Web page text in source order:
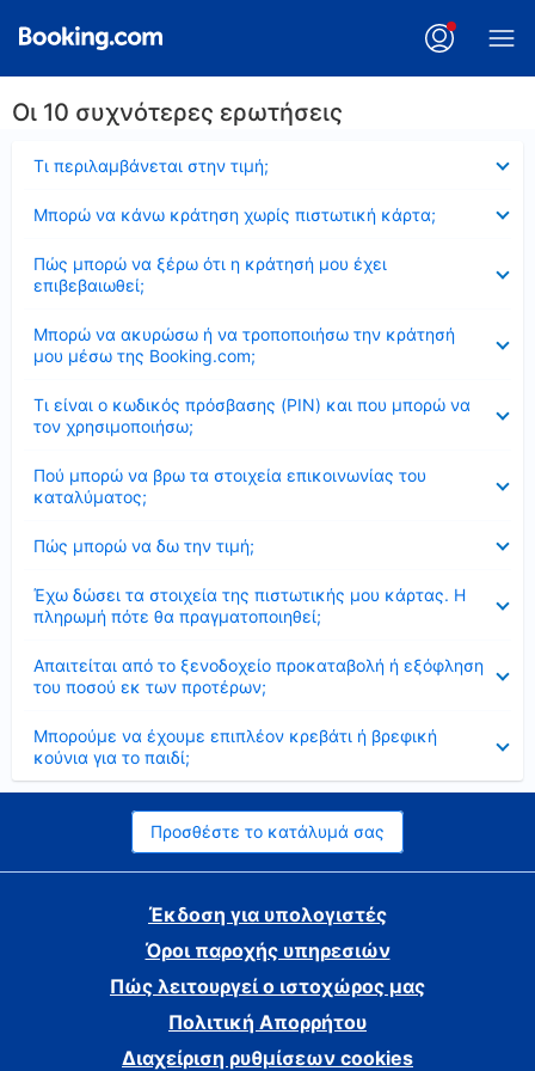
Οι 10 συχνότερες ερωτήσεις
Τι περιλαμβάνεται στην τιμή;
Μπορώ να κάνω κράτηση χωρίς πιστωτική κάρτα;
Πώς μπορώ να ξέρω ότι η κράτησή μου έχει
επιβεβαιωθεί;
Μπορώ να ακυρώσω ή να τροποποιήσω την κράτησή
μου μέσω της Booking.com;
Τι είναι ο κωδικός πρόσβασης (PIN) και που μπορώ να
τον χρησιμοποιήσω;
Πού μπορώ να βρω τα στοιχεία επικοινωνίας του
καταλύματος;
Πώς μπορώ να δω την τιμή;
Έχω δώσει τα στοιχεία της πιστωτικής μου κάρτας. Η
πληρωμή πότε θα πραγματοποιηθεί;
Απαιτείται από το ξενοδοχείο προκαταβολή ή εξόφληση
του ποσού εκ των προτέρων;
Μπορούμε να έχουμε επιπλέον κρεβάτι ή βρεφική
κούνια για το παιδί;
Προσθέστε το κατάλυμά σας
Έκδοση για υπολογιστές
Όροι παροχής υπηρεσιών
Πώς λειτουργεί ο ιστοχώρος μας
Πολιτική Απορρήτου
Διαχείριση ρυθμίσεων cookies